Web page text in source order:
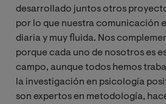
desarrollado juntos otros
por lo que nuestra comunicación
diaria y muy fluida. Nos
porque cada uno de nosotros es
campo, aunque todos hemos
la investigación en psicología
son expertos en metodología,